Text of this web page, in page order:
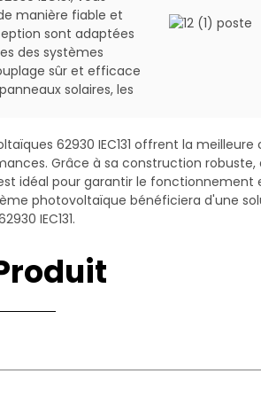
manière fiable et
sont adaptées
des systèmes
sûr et efficace
solaires, les
62930 IEC131 offrent la
Grâce à sa construction robuste,
idéal pour garantir le
photovoltaïque bénéficiera d'une
IEC131.
Diamètre
extérieur
du câble
0,02)
4.8 13.5 25
5.5 8.21 36
5.8
8
13 0,565 200